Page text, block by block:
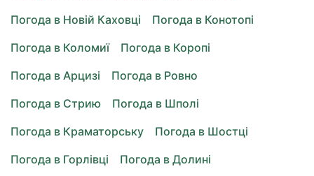
Погода в Новій Каховці
Погода в Конотопі
Погода в Коломиї
Погода в Коропі
Погода в Арцизі
Погода в Ровно
Погода в Стрию
Погода в Шполі
Погода в Краматорську
Погода в Шостці
Погода в Горлівці
Погода в Долині